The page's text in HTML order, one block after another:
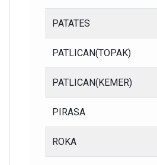
PATATES
PATLICAN(TOPAK)
PATLICAN(KEMER)
PIRASA
ROKA